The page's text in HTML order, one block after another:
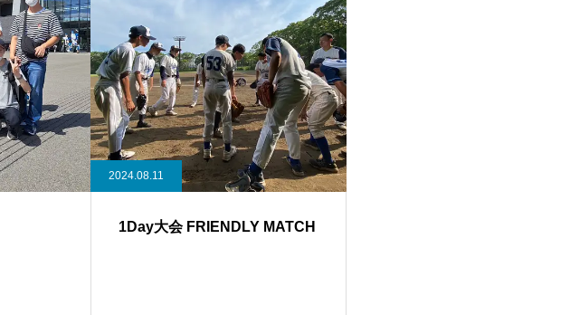
2024.08.11
1Day大会 FRIENDLY MATCH